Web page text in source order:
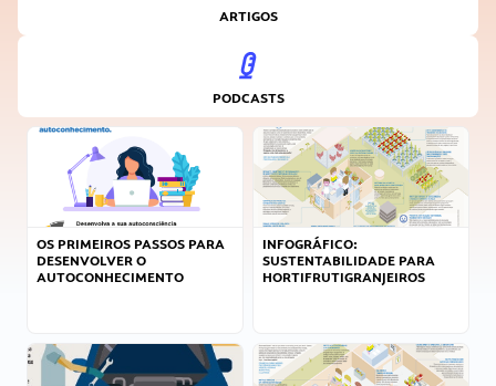
ARTIGOS
PODCASTS
OS PRIMEIROS PASSOS PARA
DESENVOLVER O
AUTOCONHECIMENTO
INFOGRÁFICO:
SUSTENTABILIDADE PARA
HORTIFRUTIGRANJEIROS